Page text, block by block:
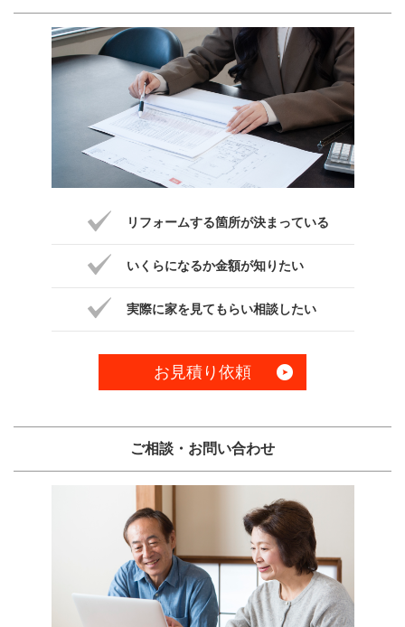
リフォームする箇所が決まっている
いくらになるか金額が知りたい
実際に家を見てもらい相談したい
お見積り依頼
ご相談・お問い合わせ